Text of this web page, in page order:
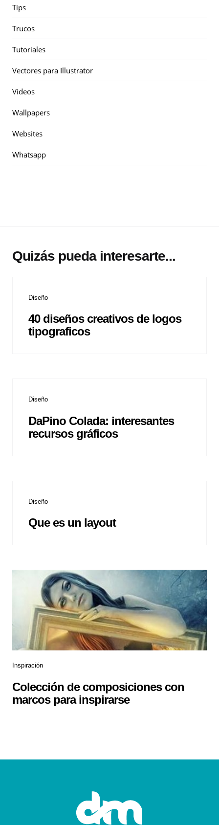
Tips
Trucos
Tutoriales
Vectores para Illustrator
Videos
Wallpapers
Websites
Whatsapp
Quizás pueda interesarte...
Diseño
40 diseños creativos de logos
tipograficos
Diseño
DaPino Colada: interesantes
recursos gráficos
Diseño
Que es un layout
Inspiración
Colección de composiciones con
marcos para inspirarse